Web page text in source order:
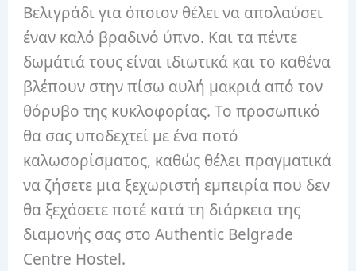
Βελιγράδι για όποιον θέλει να απολαύσει
έναν καλό βραδινό ύπνο. Και τα πέντε
δωμάτιά τους είναι ιδιωτικά και το καθένα
βλέπουν στην πίσω αυλή μακριά από τον
θόρυβο της κυκλοφορίας. Το προσωπικό
θα σας υποδεχτεί με ένα ποτό
καλωσορίσματος, καθώς θέλει πραγματικά
να ζήσετε μια ξεχωριστή εμπειρία που δεν
θα ξεχάσετε ποτέ κατά τη διάρκεια της
διαμονής σας στο Authentic Belgrade
Centre Hostel.